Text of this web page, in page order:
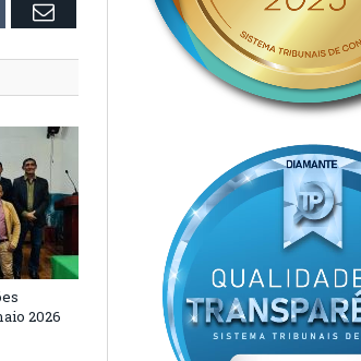
Email
2026